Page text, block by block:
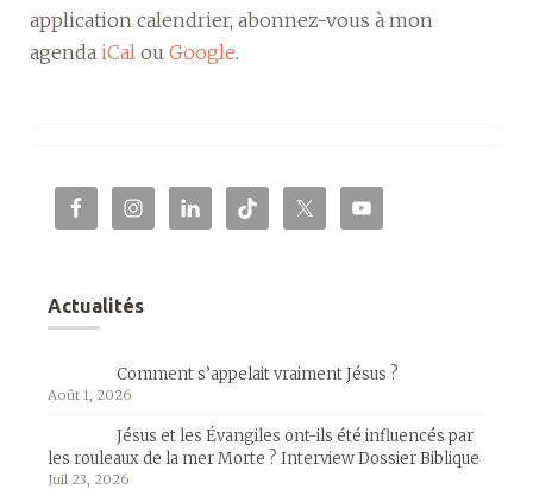
application calendrier, abonnez-vous à mon
agenda iCal ou Google.
Actualités
Comment s’appelait vraiment Jésus ?
Août 1, 2026
Jésus et les Évangiles ont-ils été influencés par
les rouleaux de la mer Morte ? Interview Dossier Biblique
Juil 23, 2026